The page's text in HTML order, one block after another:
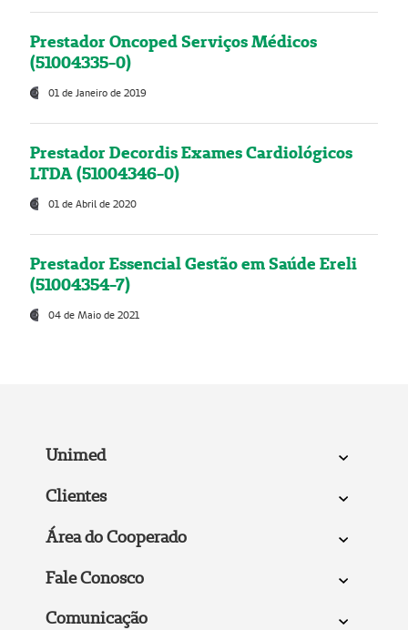
Prestador Oncoped Serviços Médicos
(51004335-0)
01 de Janeiro de 2019
Prestador Decordis Exames Cardiológicos
LTDA (51004346-0)
01 de Abril de 2020
Prestador Essencial Gestão em Saúde Ereli
(51004354-7)
04 de Maio de 2021
Unimed
Clientes
Área do Cooperado
Fale Conosco
Comunicação